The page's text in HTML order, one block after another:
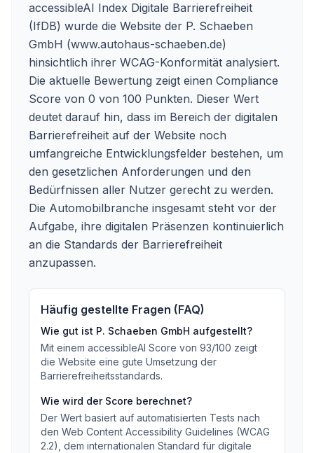
accessibleAI Index Digitale Barrierefreiheit
(IfDB) wurde die Website der P. Schaeben
GmbH (www.autohaus-schaeben.de)
hinsichtlich ihrer WCAG-Konformität analysiert.
Die aktuelle Bewertung zeigt einen Compliance
Score von 0 von 100 Punkten. Dieser Wert
deutet darauf hin, dass im Bereich der digitalen
Barrierefreiheit auf der Website noch
umfangreiche Entwicklungsfelder bestehen, um
den gesetzlichen Anforderungen und den
Bedürfnissen aller Nutzer gerecht zu werden.
Die Automobilbranche insgesamt steht vor der
Aufgabe, ihre digitalen Präsenzen kontinuierlich
an die Standards der Barrierefreiheit
anzupassen.
Häufig gestellte Fragen (FAQ)
Wie gut ist P. Schaeben GmbH aufgestellt?
Mit einem accessibleAI Score von 93/100 zeigt
die Website eine gute Umsetzung der
Barrierefreiheitsstandards.
Wie wird der Score berechnet?
Der Wert basiert auf automatisierten Tests nach
den Web Content Accessibility Guidelines (WCAG
2.2), dem internationalen Standard für digitale